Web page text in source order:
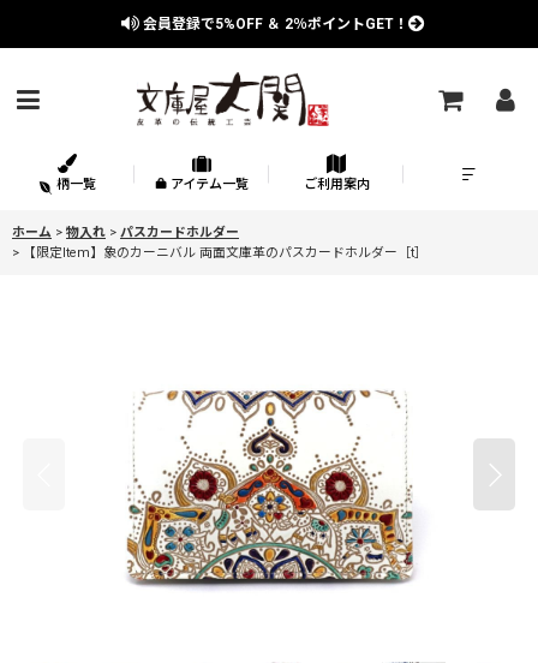
会員登録で5%OFF ＆ 2％ポイントGET！
柄一覧 アイテム一覧 ご利用案内
ホーム > 物入れ > パスカードホルダー
>
【限定Item】象のカーニバル 両面文庫革のパスカードホルダー［t］